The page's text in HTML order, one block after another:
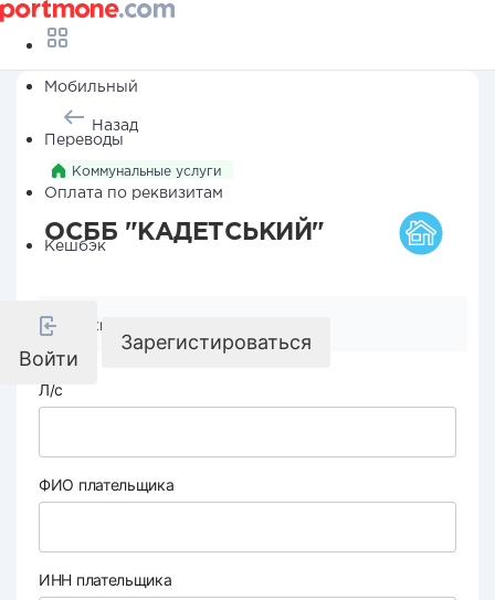
Мобильный
Переводы
Оплата по реквизитам
Кешбэк
Войти
Зарегистироваться
Назад
Коммунальные услуги
ОСББ "КАДЕТСЬКИЙ"
Реквизиты компании
Л/с
ФИО плательщика
ИНН плательщика